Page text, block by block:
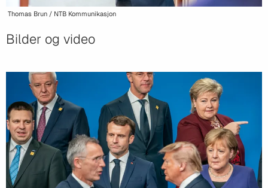
Thomas Brun / NTB Kommunikasjon
Bilder og video